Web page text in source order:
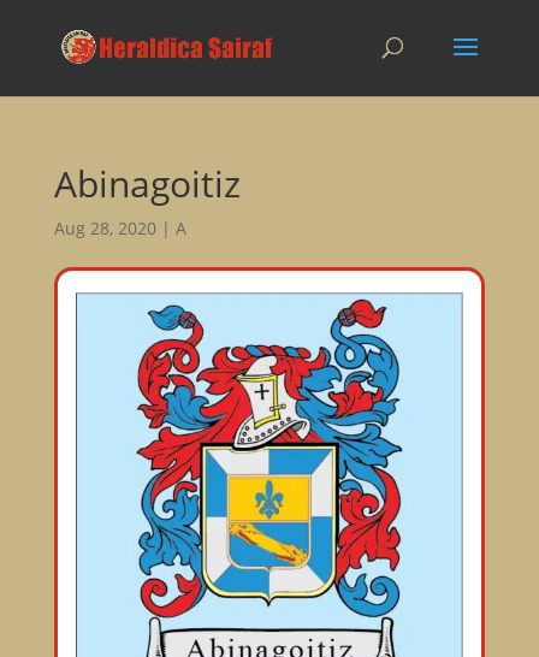
Abinagoitiz
Aug 28, 2020| A